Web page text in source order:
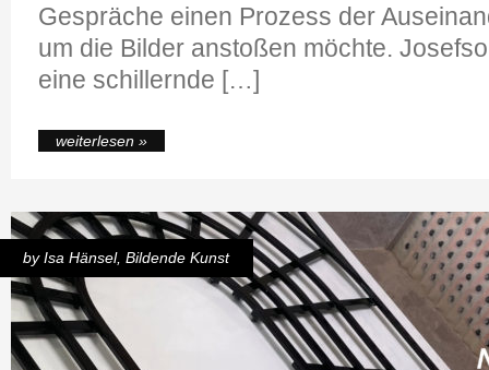
Gespräche einen Prozess der
um die Bilder anstoßen möchte.
eine schillernde […]
weiterlesen »
by Isa Hänsel, Bildende Kunst